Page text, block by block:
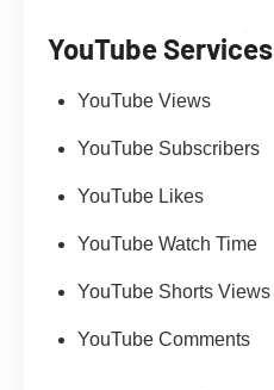
YouTube Services
YouTube Views
YouTube Subscribers
YouTube Likes
YouTube Watch Time
YouTube Shorts Views
YouTube Comments